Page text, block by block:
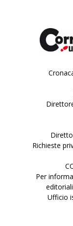
Richieste
Per
Ufficio